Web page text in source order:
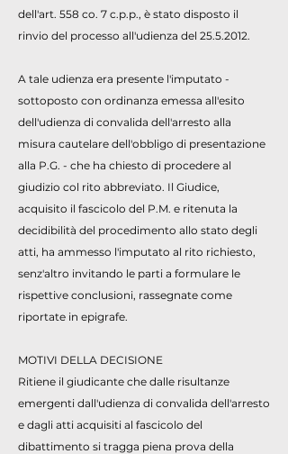
dell'art. 558 co. 7 c.p.p., è stato disposto il
rinvio del processo all'udienza del 25.5.2012.
A tale udienza era presente l'imputato -
sottoposto con ordinanza emessa all'esito
dell'udienza di convalida dell'arresto alla
misura cautelare dell'obbligo di presentazione
alla P.G. - che ha chiesto di procedere al
giudizio col rito abbreviato. Il Giudice,
acquisito il fascicolo del P.M. e ritenuta la
decidibilità del procedimento allo stato degli
atti, ha ammesso l'imputato al rito richiesto,
senz'altro invitando le parti a formulare le
rispettive conclusioni, rassegnate come
riportate in epigrafe.
MOTIVI DELLA DECISIONE
Ritiene il giudicante che dalle risultanze
emergenti dall'udienza di convalida dell'arresto
e dagli atti acquisiti al fascicolo del
dibattimento si tragga piena prova della